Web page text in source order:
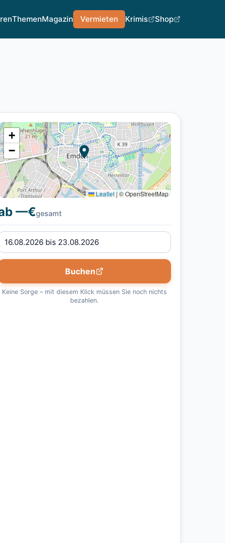
ThemenMagazin Vermieten Krimis Shop
+
−
Leaflet|© OpenStreetMap
—€gesamt
Buchen
Keine Sorge – mit diesem Klick müssen Sie noch nichts
bezahlen.